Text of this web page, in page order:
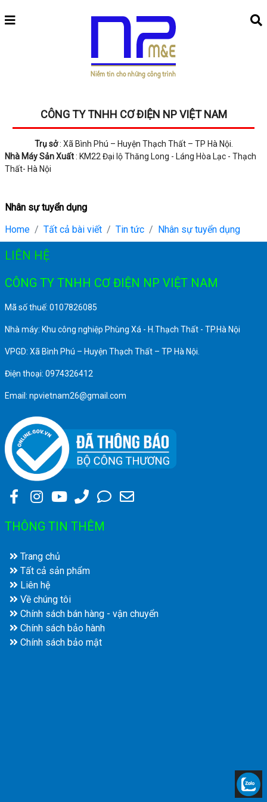
CÔNG TY TNHH CƠ ĐIỆN NP VIỆT NAM
Trụ sở: Xã Bình Phú – Huyện Thạch Thất – TP Hà Nội.
Nhà Máy Sản Xuất: KM22 Đại lộ Thăng Long - Láng Hòa Lạc - Thạch
Thất- Hà Nội
Nhân sự tuyển dụng
Home
Tất cả bài viết Tin tức Nhân sự tuyển dụng
LIÊN HỆ
CÔNG TY TNHH CƠ ĐIỆN NP VIỆT NAM
Mã số thuế: 0107826085
Nhà máy: Khu công nghiệp Phùng Xá - H.Thạch Thất - TP.Hà Nội
VPGD: Xã Bình Phú – Huyện Thạch Thất – TP Hà Nội.
Điện thoại: 0974326412
Email: npvietnam26@gmail.com
THÔNG TIN THÊM
Trang chủ
Tất cả sản phẩm
Liên hệ
Về chúng tôi
Chính sách bán hàng - vận chuyển
Chính sách bảo hành
Chính sách bảo mật